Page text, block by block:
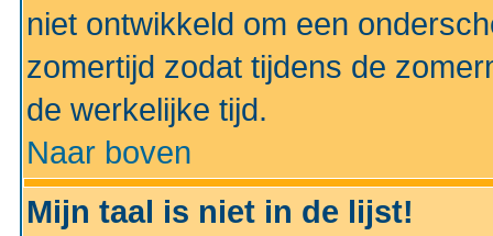
niet ontwikkeld om een
zomertijd zodat tijdens de
de werkelijke tijd.
Naar boven
Mijn taal is niet in de lijst!